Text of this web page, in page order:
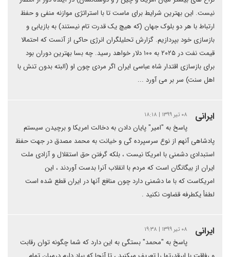
نیست. این بهترین شرایط برای ماست تا با استراتژی موازنه منفی و حفظ
ارتباط با هر دو بلوک جهان (که هیچ یک قدرت تام نیستند) به بازیابی و
بازسازی خود بپردازیم. گزارش تحلیلگران انرژی حاکی از آنست که احتمالا
قیمت نفت در ۲۰۲۵ به ۱۰۰ دلار خواهد رسید. چه بسا بهترین دوران بود
برای بازسازی اقتدار شاه عباسی ایران اگر مردی چون او (البته بدون تنش با
اهل سنت) سر بر می آورد ...
ایرانی ۰۸ تیر ۱۳۹۹ | ۱۸:۱۸
پاسخ به "امیر" پایان دادن به دخالت امریکا و برچیدن سیستم
پادشاهی آنهم از نوع سرسپرده گی و خیانت به محمد مصدق در جهت حفظ
استبدادی دشمنی با امریکا نیست ، بلکه گرفتن حق استقلال و آزادی ملت
ایران از بیگانگان است که مردم با انقلاب آنرا بدست آوردند ، این
امریکاست که با ما دشمنی دارد چون منافع آنها در ایران قطع شده است
لطفأ یکطرفه قضاوت نکنید .
ایرانی ۰۸ تیر ۱۳۹۹ | ۱۹:۳۸
پاسخ به "محمد" بستگی به این دارد که شما چگونه توان رقابت